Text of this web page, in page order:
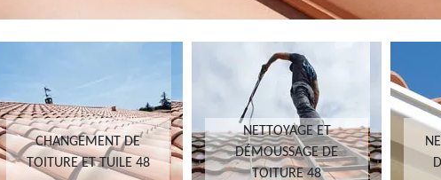
NETTOYAGE ET
DÉMOUSSAGE DE
TOITURE 48
NETTOYAGE ET POSE
DE GOUTTIÈRE 48